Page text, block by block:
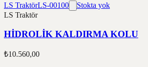
LS TraktörLS-00100
Stokta yok
LS Traktör
HİDROLİK KALDIRMA KOLU
₺10.560,00